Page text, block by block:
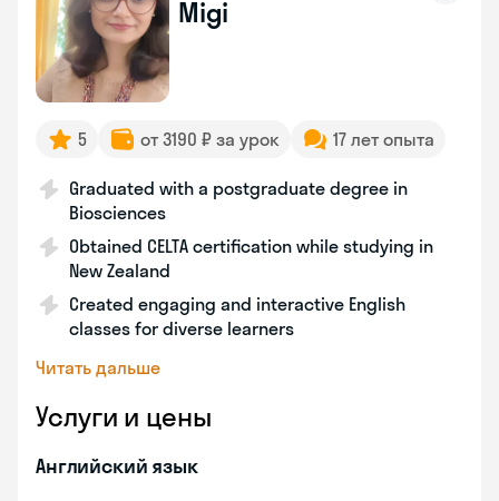
Migi
5 от 3190 ₽ за урок 17 лет опыта
Graduated with a postgraduate degree in
Biosciences
Obtained CELTA certification while studying in
New Zealand
Created engaging and interactive English
classes for diverse learners
Читать дальше
Услуги и цены
Английский язык